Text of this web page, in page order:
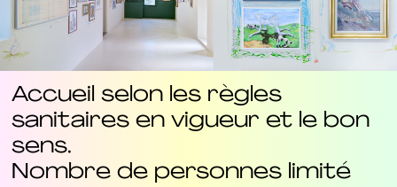
Accueil selon les règles
sanitaires en vigueur et le bon
sens.
Nombre de personnes limité